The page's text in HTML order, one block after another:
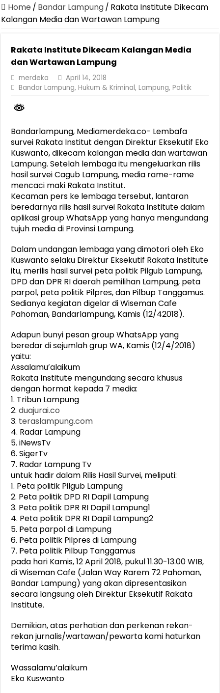
Pastikan Pelayanan Maksimal, Direksi Jasa Raharja Tinjau Korban
Jasa Raharja Jamin Seluruh Korban Kebakaran KM Mutiara
Gelar Audiensi, Jasa Raharja dan Kementerian PANRB Perkuat
Berkontribusi terhadap Keselamatan dan Mobilitas Masyarakat,
Ketua PMI Provinsi Lampung Lantik Pengurus PMI Lampung
Home / Bandar Lampung/ Rakata Institute Dikecam
Kalangan Media dan Wartawan Lampung
Rakata Institute Dikecam Kalangan Media
dan Wartawan Lampung
merdeka
April 14, 2018
Bandar Lampung,Hukum & Kriminal,Lampung,Politik
Bandarlampung, Mediamerdeka.co- Lembafa
survei Rakata Institut dengan Direktur Eksekutif Eko
Kuswanto, dikecam kalangan media dan wartawan
Lampung. Setelah lembaga itu mengeluarkan rilis
hasil survei Cagub Lampung, media rame-rame
mencaci maki Rakata Institut.
Kecaman pers ke lembaga tersebut, lantaran
beredarnya rilis hasil survei Rakata Institute dalam
aplikasi group WhatsApp yang hanya mengundang
tujuh media di Provinsi Lampung.
Dalam undangan lembaga yang dimotori oleh Eko
Kuswanto selaku Direktur Eksekutif Rakata Institute
itu, merilis hasil survei peta politik Pilgub Lampung,
DPD dan DPR RI daerah pemilihan Lampung, peta
parpol, peta politik Pilpres, dan Pilbup Tanggamus.
Sedianya kegiatan digelar di Wiseman Cafe
Pahoman, Bandarlampung, Kamis (12/42018).
Adapun bunyi pesan group WhatsApp yang
beredar di sejumlah grup WA, Kamis (12/4/2018)
yaitu:
Assalamu’alaikum
Rakata Institute mengundang secara khusus
dengan hormat kepada 7 media:
1. Tribun Lampung
2.duajurai.co
3. teraslampung.com
4. Radar Lampung
5. iNewsTv
6. SigerTv
7. Radar Lampung Tv
untuk hadir dalam Rilis Hasil Survei, meliputi:
1. Peta politik Pilgub Lampung
2. Peta politik DPD RI Dapil Lampung
3. Peta politik DPR RI Dapil Lampung1
4. Peta politik DPR RI Dapil Lampung2
5. Peta parpol di Lampung
6. Peta politik Pilpres di Lampung
7. Peta politik Pilbup Tanggamus
pada hari Kamis, 12 April 2018, pukul 11.30-13.00 WIB,
di Wiseman Cafe (Jalan Way Rarem 72 Pahoman,
Bandar Lampung) yang akan dipresentasikan
secara langsung oleh Direktur Eksekutif Rakata
Institute.
Demikian, atas perhatian dan perkenan rekan-
rekan jurnalis/wartawan/pewarta kami haturkan
terima kasih.
Wassalamu’alaikum
Eko Kuswanto